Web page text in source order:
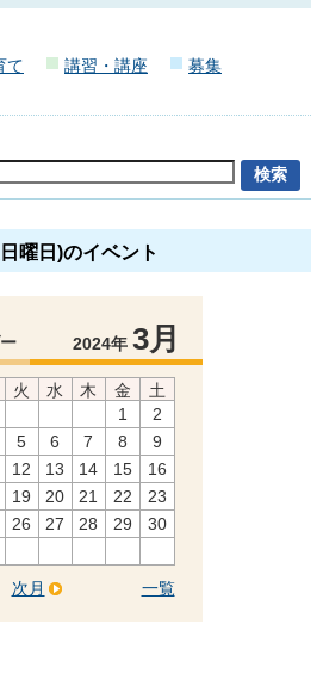
て 講習・講座
募集
曜日)のイベント
2024年 3月
火 水 木 金
土
1
2
5 6 7 8
9
12 13 14 15
16
19 20 21 22
23
26 27 28 29
30
一覧
次月